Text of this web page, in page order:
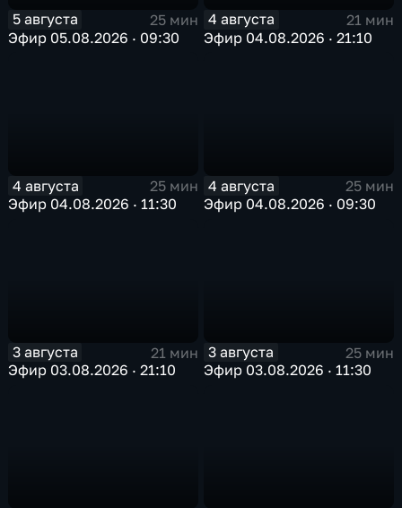
5 августа
25 мин
Эфир 05.08.2026 · 09:30
4 августа
21 мин
Эфир 04.08.2026 · 21:10
4 августа
25 мин
Эфир 04.08.2026 · 11:30
4 августа
25 мин
Эфир 04.08.2026 · 09:30
3 августа
21 мин
Эфир 03.08.2026 · 21:10
3 августа
25 мин
Эфир 03.08.2026 · 11:30